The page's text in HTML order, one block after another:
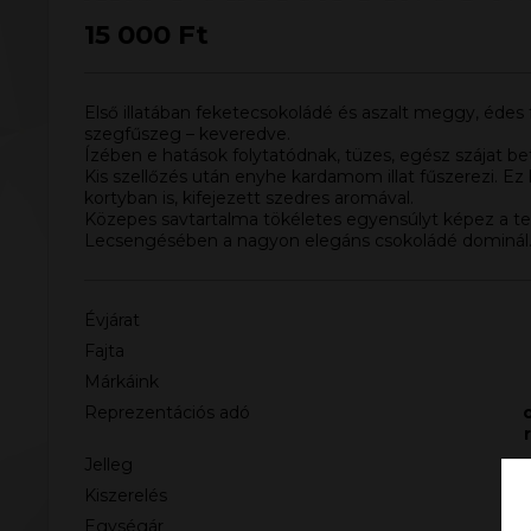
15 000 Ft
Első illatában feketecsokoládé és aszalt meggy,
szegfűszeg – keveredve.
Ízében e hatások folytatódnak, tüzes, egész szájat
Kis szellőzés után enyhe kardamom illat fűszerezi.
kortyban is, kifejezett szedres aromával.
Közepes savtartalma tökéletes egyensúlyt képez a
Lecsengésében a nagyon elegáns csokoládé dominál.
Évjárat
Fajta
Márkáink
Reprezentációs adó
Jelleg
Kiszerelés
Egységár